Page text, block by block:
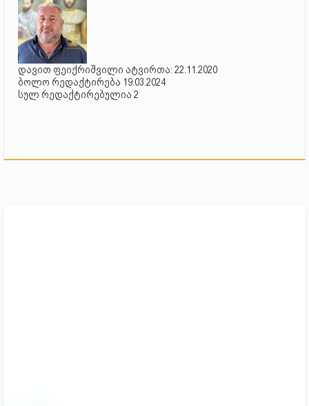
დავით ფეიქრიშვილი ატვირთა: 22.11.2020
ბოლო რედაქტირება 19.03.2024
სულ რედაქტირებულია 2